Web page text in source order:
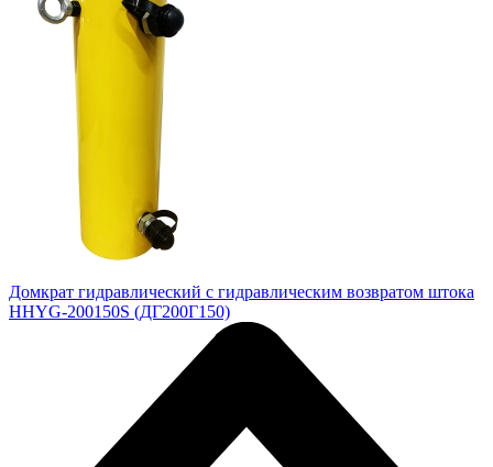
Домкрат гидравлический с гидравлическим возвратом штока
HHYG-200150S (ДГ200Г150)